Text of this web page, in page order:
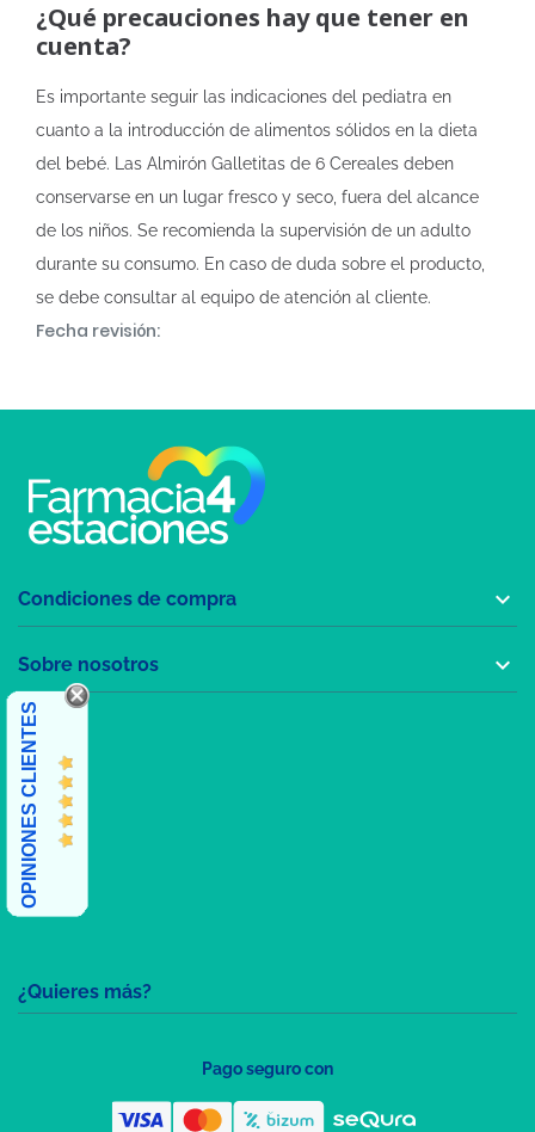
¿Qué precauciones hay que tener en
cuenta?
Es importante seguir las indicaciones del pediatra en
cuanto a la introducción de alimentos sólidos en la dieta
del bebé. Las Almirón Galletitas de 6 Cereales deben
conservarse en un lugar fresco y seco, fuera del alcance
de los niños. Se recomienda la supervisión de un adulto
durante su consumo. En caso de duda sobre el producto,
se debe consultar al equipo de atención al cliente.
Fecha revisión:
¿Quieres más?
Condiciones de compra 
Sobre nosotros 
OPINIONES CLIENTES
Pago seguro con